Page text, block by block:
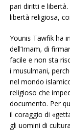
pari diritti e
libertà religiosa,
Younis Tawfik ha
dell’Imam, di
facile e non sta
i musulmani,
nel mondo
religioso che
documento. Per
il coraggio di
gli uomini di